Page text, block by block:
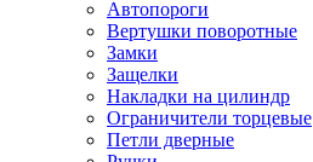
Автопороги
Вертушки поворотные
Замки
Защелки
Накладки на цилиндр
Ограничители торцевые
Петли дверные